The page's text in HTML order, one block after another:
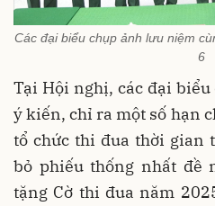
Các đại biểu chụp ảnh lưu niệm
6
Tại Hội nghị, các đại
ý kiến, chỉ ra một số hạn
tổ chức thi đua thời gian
bỏ phiếu thống nhất đề
tặng Cờ thi đua năm